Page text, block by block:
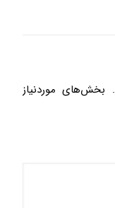
بخش‌های موردنیاز